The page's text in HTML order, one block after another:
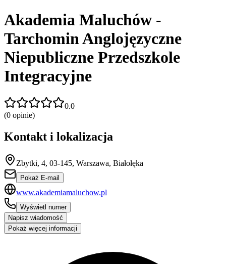
Akademia Maluchów -
Tarchomin Anglojęzyczne
Niepubliczne Przedszkole
Integracyjne
0.0
(0 opinie)
Kontakt i lokalizacja
Zbytki, 4, 03-145, Warszawa, Białołęka
Pokaż E-mail
www.akademiamaluchow.pl
Wyświetl numer
Napisz wiadomość
Pokaż więcej informacji